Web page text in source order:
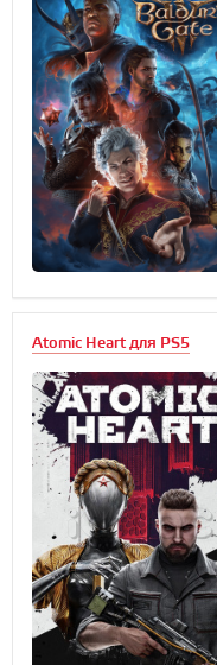
Atomic Heart для PS5